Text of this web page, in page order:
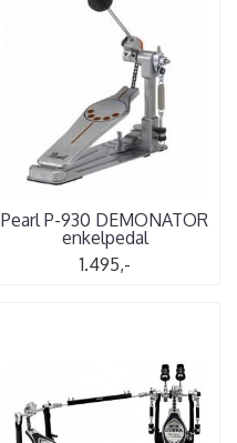
Pearl P-930 DEMONATOR
enkelpedal
1.495,-